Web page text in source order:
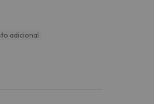
adicional